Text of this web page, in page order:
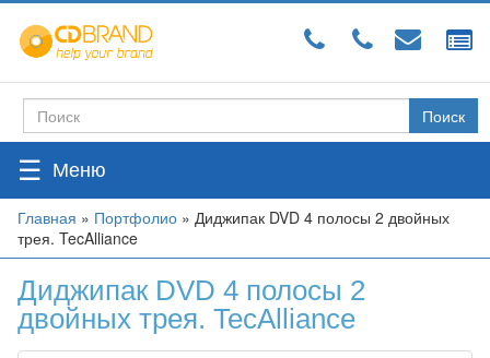
Перейти
основному
Форма
поиска
Поиск
☰
Вы
здесь
Главная » Портфолио » Диджипак DVD 4 полосы 2 двойных
трея. TecAlliance
Диджипак DVD 4 полосы 2
двойных трея. TecAlliance